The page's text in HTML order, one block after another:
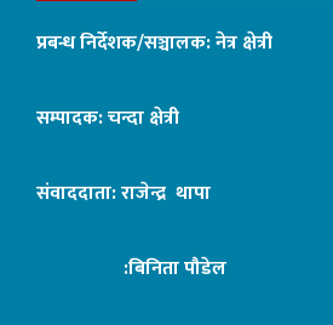
प्रबन्ध निर्देशक/सञ्चालक: नेत्र क्षेत्री
सम्पादक: चन्दा क्षेत्री
संवाददाता: राजेन्द्र थापा
:बिनिता पौडेल